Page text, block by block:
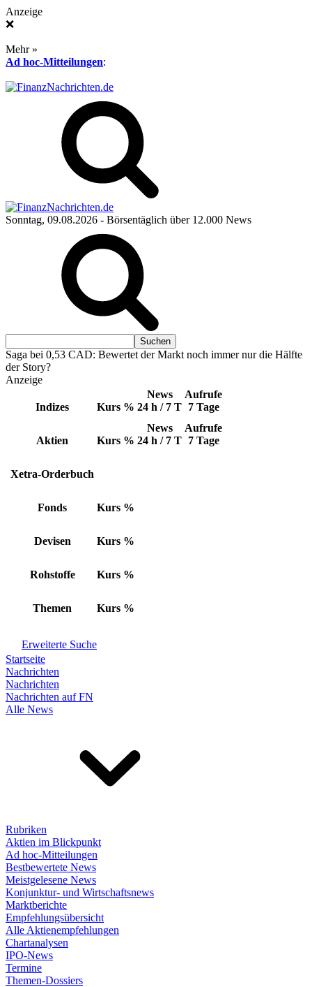
Anzeige
❌
Mehr »
Ad hoc-Mitteilungen:
Sonntag, 09.08.2026 - Börsentäglich über 12.000 News
Saga bei 0,53 CAD: Bewertet der Markt noch immer nur die Hälfte
der Story?
Anzeige
Indizes Kurs %
News
24 h / 7 T
Aufrufe
7 Tage
Aktien Kurs %
News
24 h / 7 T
Aufrufe
7 Tage
Xetra-Orderbuch
Fonds Kurs %
Devisen Kurs %
Rohstoffe Kurs %
Themen Kurs %
Erweiterte Suche
Startseite
Nachrichten
Nachrichten
Nachrichten auf FN
Alle News
Rubriken
Aktien im Blickpunkt
Ad hoc-Mitteilungen
Bestbewertete News
Meistgelesene News
Konjunktur- und Wirtschaftsnews
Marktberichte
Empfehlungsübersicht
Alle Aktienempfehlungen
Chartanalysen
IPO-News
Termine
Themen-Dossiers